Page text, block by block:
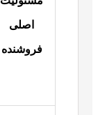
اصلی
فروشنده